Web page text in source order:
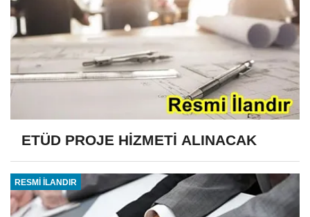
ETÜD PROJE HİZMETİ ALINACAK
RESMİ İLANDIR